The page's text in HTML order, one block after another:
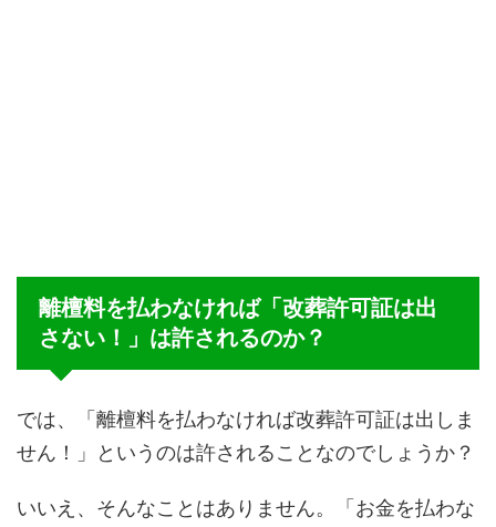
離檀料を払わなければ「改葬許可証は出
さない！」は許されるのか？
では、「離檀料を払わなければ改葬許可証は出しま
せん！」というのは許されることなのでしょうか？
いいえ、そんなことはありません。「お金を払わな